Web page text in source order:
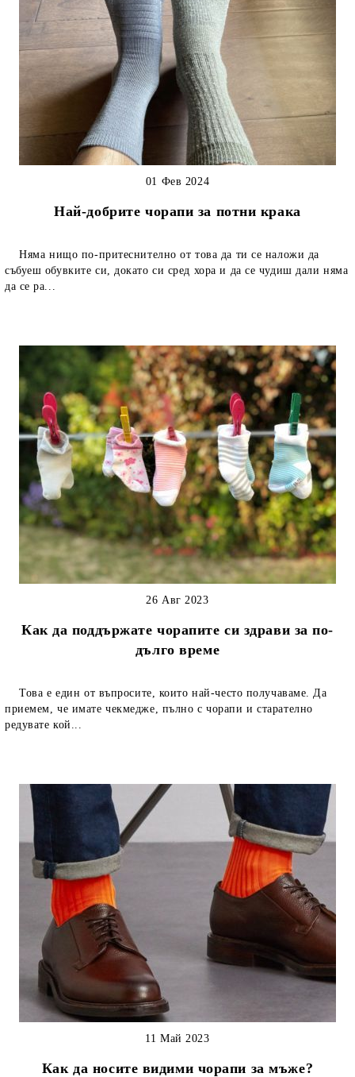
Най-добрите чорапи за потни крака
01 Фев 2024
Няма нищо по-притеснително от това да ти се наложи да
събуеш обувките си, докато си сред хора и да се чудиш дали няма
да се ра...
Как да поддържате чорапите си здрави за по-
дълго време
26 Авг 2023
Това е един от въпросите, които най-често получаваме. Да
приемем, че имате чекмедже, пълно с чорапи и старателно
редувате кой...
Как да носите видими чорапи за мъже?
11 Май 2023